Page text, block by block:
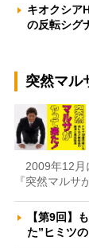
キオクシア
の反転シ
突然マル
2009年12月
『突然マル
【第9回】
た”ヒミツ